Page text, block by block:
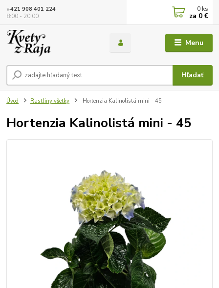
Menu
Hľadať
+421 908 401 224
8:00 - 20:00
0 ks
za 0 €
Úvod Rastliny všetky Hortenzia Kalinolistá mini - 45
Hortenzia Kalinolistá mini - 45